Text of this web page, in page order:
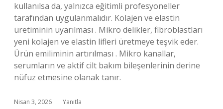
kullanılsa da, yalnızca eğitimli profesyoneller
tarafından uygulanmalıdır. Kolajen ve elastin
üretiminin uyarılması . Mikro delikler, fibroblastları
yeni kolajen ve elastin lifleri üretmeye teşvik eder.
Ürün emiliminin artırılması . Mikro kanallar,
serumların ve aktif cilt bakım bileşenlerinin derine
nüfuz etmesine olanak tanır.
Nisan 3, 2026 Yanıtla